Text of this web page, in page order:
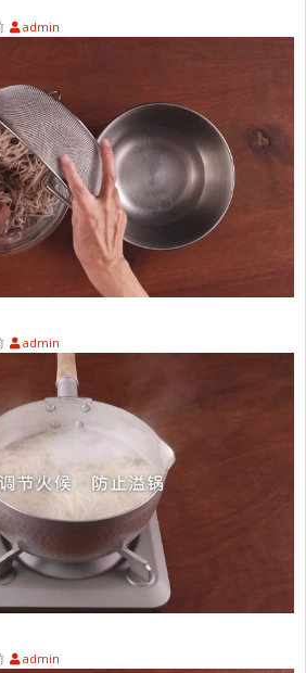
admin
admin
admin